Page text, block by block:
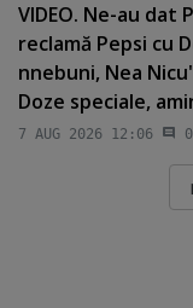
VIDEO. Ne-au dat
reclamă Pepsi cu
nnebuni, Nea
Doze speciale,
7 AUG 2026 12:06 0